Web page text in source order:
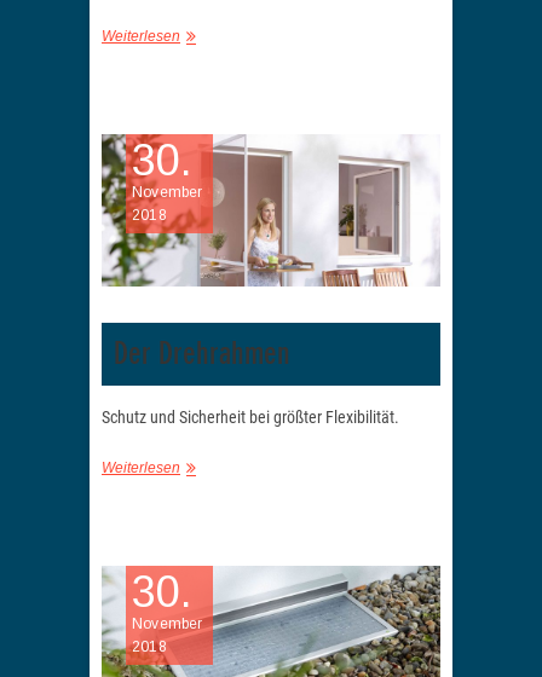
Weiterlesen
30.
November
2018
Der Drehrahmen
Schutz und Sicherheit bei größter Flexibilität.
Weiterlesen
30.
November
2018